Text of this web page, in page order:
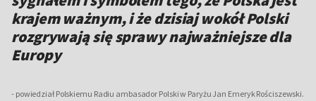
krajem ważnym, i że dzisiaj wokół Polski
rozgrywają się sprawy najważniejsze dla
Europy
- powiedział Polskiemu Radiu ambasador Polski w Paryżu Jan Emeryk Rościszewski.